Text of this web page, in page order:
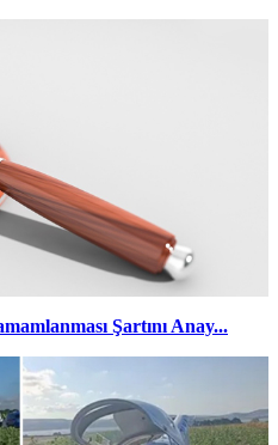
Şartını Anay...